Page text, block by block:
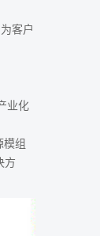
客户
业化
组
方